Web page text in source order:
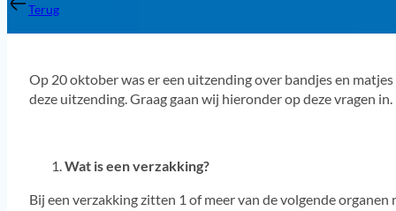
Terug
Op 20 oktober was er een uitzending over bandjes en
deze uitzending. Graag gaan wij hieronder op deze vragen in.
Wat is een verzakking?
Bij een verzakking zitten 1 of meer van de volgende